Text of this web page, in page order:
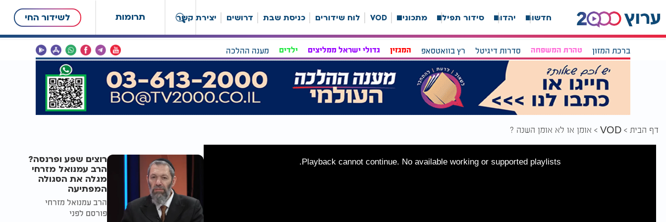
תרומות לשידור החי חדשות יהדות סידור תפילה מתכונים VOD לוח שידורים כניסת שבת דרושים יצירת קשר
ברכת המזון טהרת המשפחה סדרות דיגיטל רץ בוואטסאפ המגזין גדולי ישראל ממליצים ילדים מענה ההלכה
דף הבית VOD אומן או לא אומן השנה ?
Playback cannot continue. No available working or supported playlists.
רוצים שפע ופרנסה?
הרב עמנואל מזרחי
מגלה את הסגולה
המפתיעה
הרב עמנואל מזרחי
פורסם לפני